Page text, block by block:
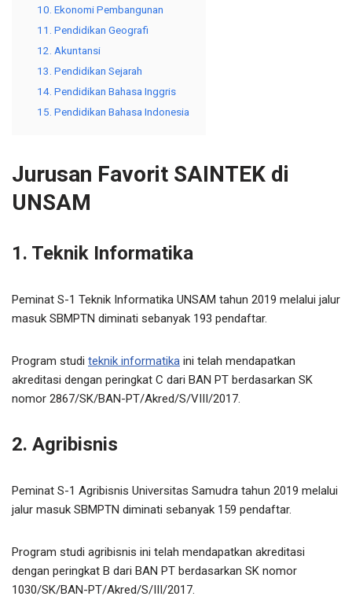
10. Ekonomi Pembangunan
11. Pendidikan Geografi
12. Akuntansi
13. Pendidikan Sejarah
14. Pendidikan Bahasa Inggris
15. Pendidikan Bahasa Indonesia
Jurusan Favorit SAINTEK di
UNSAM
1. Teknik Informatika
Peminat S-1 Teknik Informatika UNSAM tahun 2019 melalui jalur
masuk SBMPTN diminati sebanyak 193 pendaftar.
Program studi teknik informatika ini telah mendapatkan
akreditasi dengan peringkat C dari BAN PT berdasarkan SK
nomor 2867/SK/BAN-PT/Akred/S/VIII/2017.
2. Agribisnis
Peminat S-1 Agribisnis Universitas Samudra tahun 2019 melalui
jalur masuk SBMPTN diminati sebanyak 159 pendaftar.
Program studi agribisnis ini telah mendapatkan akreditasi
dengan peringkat B dari BAN PT berdasarkan SK nomor
1030/SK/BAN-PT/Akred/S/III/2017.